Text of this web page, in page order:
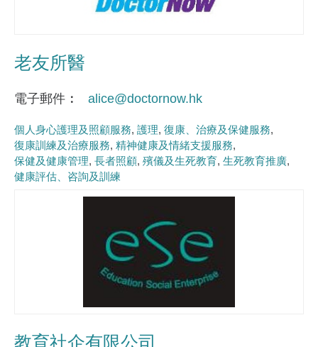
老友所醫
電子郵件 alice@doctornow.hk
個人身心護理及照顧服務 護理 復康、治療及保健服務
復康訓練及治療服務 精神健康及情緒支援服務
保健及健康管理 長者照顧 殯儀及生死教育 生死教育推廣
健康評估、咨詢及訓練
教育社企有限公司